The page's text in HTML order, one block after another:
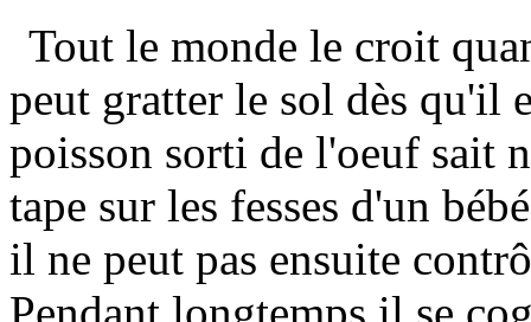
Tout le monde le croit
peut gratter le sol dès qu'il
poisson sorti de l'oeuf sait
tape sur les fesses d'un
il ne peut pas ensuite
Pendant longtemps il se